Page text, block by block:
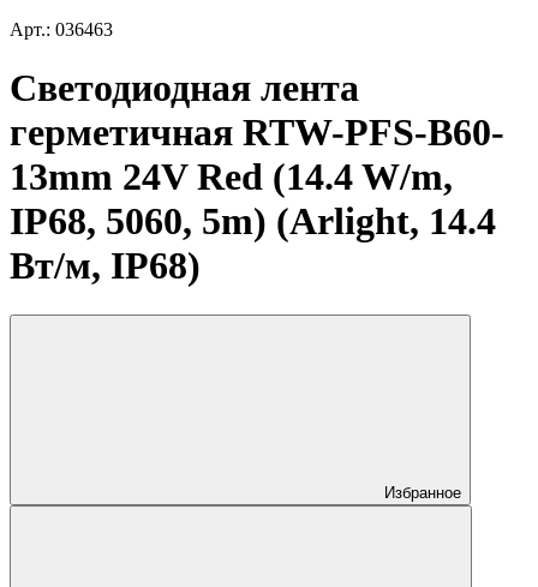
Арт.: 036463
Светодиодная лента
герметичная RTW-PFS-B60-
13mm 24V Red (14.4 W/m,
IP68, 5060, 5m) (Arlight, 14.4
Вт/м, IP68)
Избранное